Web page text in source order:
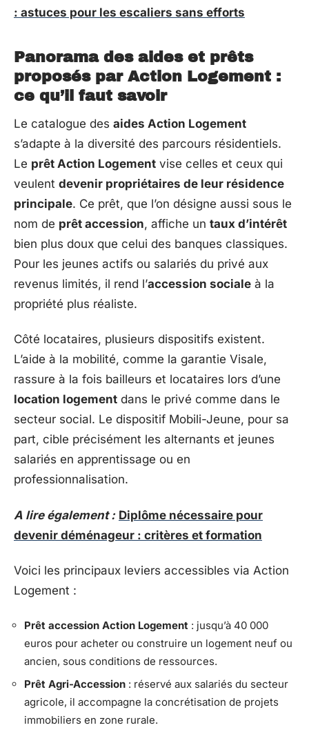
: astuces pour les escaliers sans efforts
Panorama des aides et prêts
proposés par Action Logement :
ce qu’il faut savoir
Le catalogue des aides Action Logement
s’adapte à la diversité des parcours résidentiels.
Le prêt Action Logement vise celles et ceux qui
veulent devenir propriétaires de leur résidence
principale. Ce prêt, que l’on désigne aussi sous le
nom de prêt accession, affiche un taux d’intérêt
bien plus doux que celui des banques classiques.
Pour les jeunes actifs ou salariés du privé aux
revenus limités, il rend l’accession sociale à la
propriété plus réaliste.
Côté locataires, plusieurs dispositifs existent.
L’aide à la mobilité, comme la garantie Visale,
rassure à la fois bailleurs et locataires lors d’une
location logement dans le privé comme dans le
secteur social. Le dispositif Mobili-Jeune, pour sa
part, cible précisément les alternants et jeunes
salariés en apprentissage ou en
professionnalisation.
A lire également : Diplôme nécessaire pour
devenir déménageur : critères et formation
Voici les principaux leviers accessibles via Action
Logement :
Prêt accession Action Logement : jusqu’à 40 000
euros pour acheter ou construire un logement neuf ou
ancien, sous conditions de ressources.
Prêt Agri-Accession : réservé aux salariés du secteur
agricole, il accompagne la concrétisation de projets
immobiliers en zone rurale.